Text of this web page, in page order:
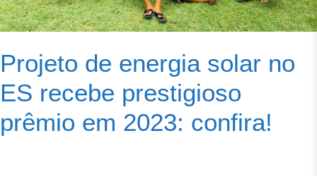
Projeto de energia solar no
ES recebe prestigioso
prêmio em 2023: confira!